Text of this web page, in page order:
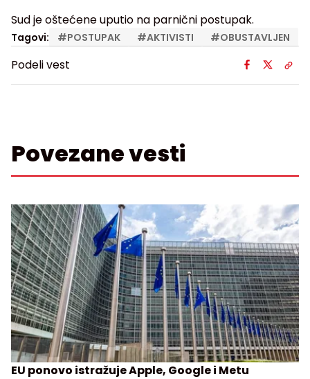
Sud je oštećene uputio na parnični postupak.
Tagovi: #POSTUPAK #AKTIVISTI #OBUSTAVLJEN
Podeli vest
Povezane vesti
EU ponovo istražuje Apple, Google i Metu